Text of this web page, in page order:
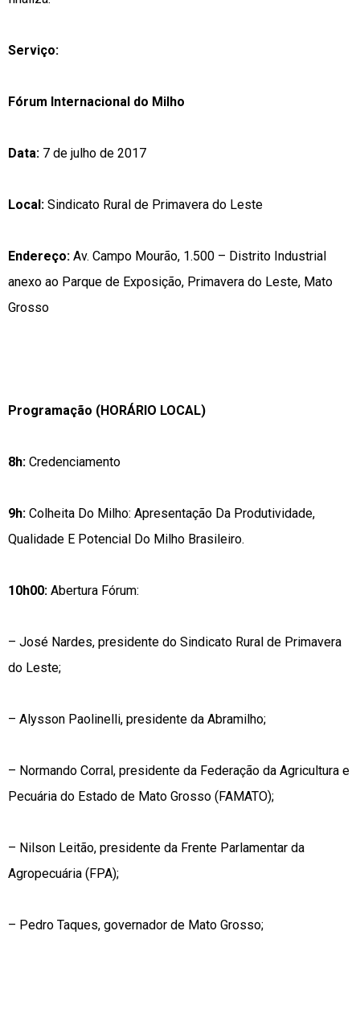
Serviço:
Fórum Internacional do Milho
Data: 7 de julho de 2017
Local: Sindicato Rural de Primavera do Leste
Endereço: Av. Campo Mourão, 1.500 – Distrito Industrial
anexo ao Parque de Exposição, Primavera do Leste, Mato
Grosso
Programação (HORÁRIO LOCAL)
8h: Credenciamento
9h: Colheita Do Milho: Apresentação Da Produtividade,
Qualidade E Potencial Do Milho Brasileiro.
10h00: Abertura Fórum:
– José Nardes, presidente do Sindicato Rural de Primavera
do Leste;
– Alysson Paolinelli, presidente da Abramilho;
– Normando Corral, presidente da Federação da Agricultura e
Pecuária do Estado de Mato Grosso (FAMATO);
– Nilson Leitão, presidente da Frente Parlamentar da
Agropecuária (FPA);
– Pedro Taques, governador de Mato Grosso;